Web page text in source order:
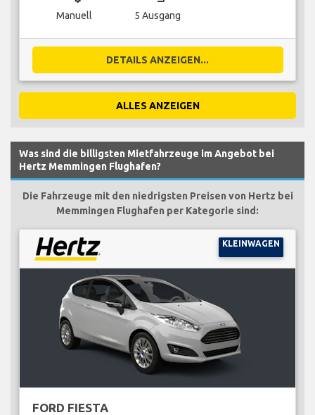
Manuell 5 Ausgang
DETAILS ANZEIGEN...
ALLES ANZEIGEN
Was sind die billigsten Mietfahrzeuge im Angebot bei
Hertz Memmingen Flughafen?
Die Fahrzeuge mit den niedrigsten Preisen von Hertz bei
Memmingen Flughafen per Kategorie sind:
KLEINWAGEN
FORD FIESTA